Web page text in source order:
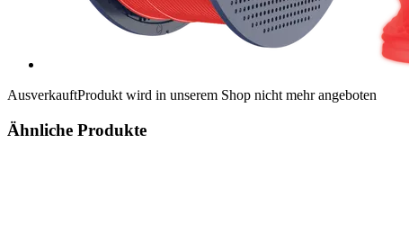
AusverkauftProdukt wird in unserem Shop nicht mehr angeboten
Ähnliche Produkte